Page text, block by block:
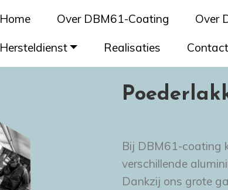
Home Over DBM61-Coating Over
Hersteldienst Realisaties Contact
© Copyright 2022 - All Rights Reserved
Bij DBM61-coating
verschillende
Dankzij ons grote